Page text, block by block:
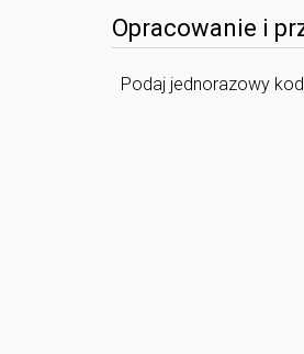
Opracowanie i
Podaj jednorazowy